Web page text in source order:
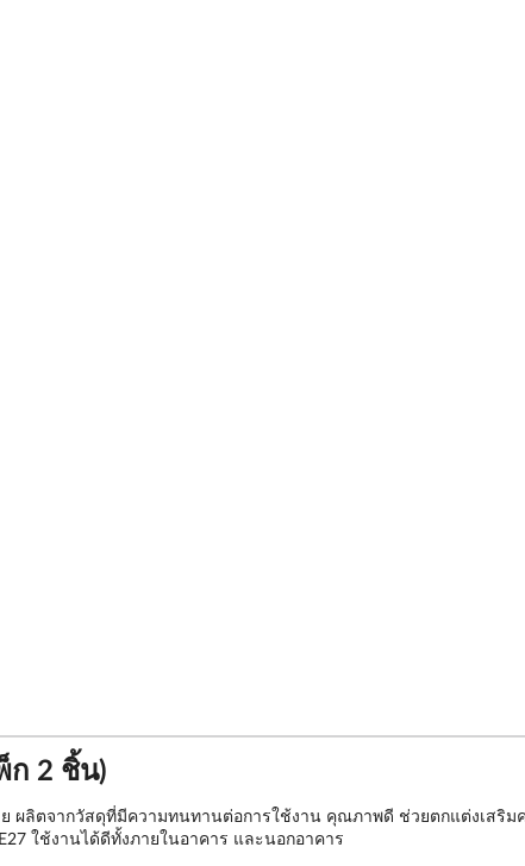
ก 2 ชิ้น)
ลิตจากวัสดุที่มีความทนทานต่อการใช้งาน คุณภาพดี ช่วยตกแต่งเสริม
ใช้งานได้ดีทั้งภายในอาคาร และนอกอาคาร